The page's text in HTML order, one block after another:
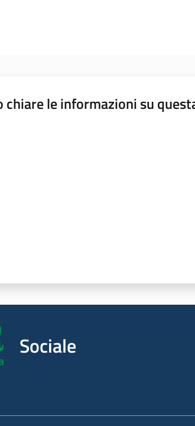
chiare le informazioni su
Sociale